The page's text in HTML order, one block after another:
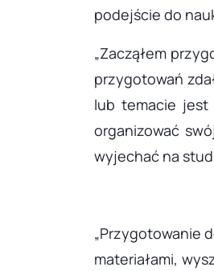
podejście do
„Zacząłem
przygotowań
lub temacie jest
organizować
wyjechać na
„Przygotowanie
materiałami,